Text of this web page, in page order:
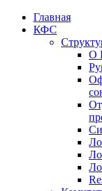
Главная
КФС
О